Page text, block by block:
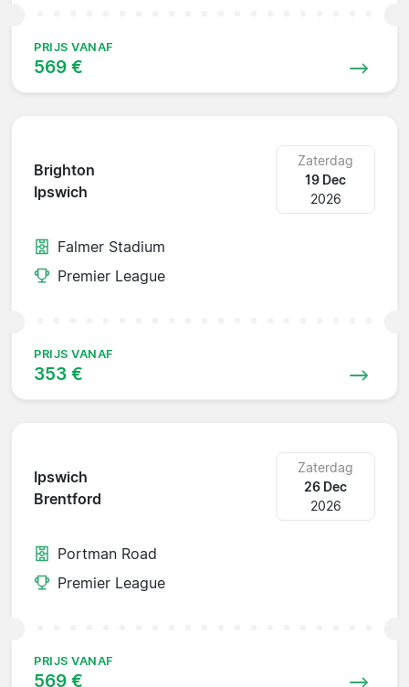
PRIJS VANAF
569 €
Brighton
Ipswich
Zaterdag
19 Dec
2026
Falmer Stadium
Premier League
PRIJS VANAF
353 €
Ipswich
Brentford
Zaterdag
26 Dec
2026
Portman Road
Premier League
PRIJS VANAF
569 €